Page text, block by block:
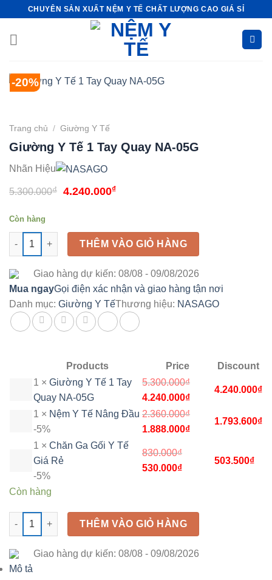
nội
CHUYÊN SẢN XUẤT NỆM Y TẾ CHẤT LƯỢNG CAO GIÁ SỈ
-20%
Trang chủ / Giường Y Tế
Giường Y Tế 1 Tay Quay NA-05G
Nhãn Hiệu
5.300.000₫ Giá
5.300.000₫.
4.240.000₫Giá
là:
4.240.000₫.
Còn hàng
Giường Y Tế 1 Tay Quay NA-05G số lượng
THÊM VÀO GIỎ HÀNG
Giao hàng dự kiến: 08/08 - 09/08/2026
Mua ngayGọi điện xác nhận và giao hàng tận nơi
Danh mục: Giường Y TếThương hiệu: NASAGO
Products Price
Discount
1 × Giường Y Tế 1 Tay
Quay NA-05G
5.300.000₫
Giá
gốc
là:
4.240.000₫Giá
hiện
tại
4.240.000₫.
4.240.000₫
1 × Nệm Y Tế Nâng Đầu
-5%
2.360.000₫
Giá
là:
2.360.000₫.
1.888.000₫Giá
1.793.600₫
1 × Chăn Ga Gối Y Tế
Giá Rẻ
-5%
830.000₫
Giá
830.000₫.
530.000₫Giá
là:
530.000₫.
503.500₫
Còn hàng
Giường Y Tế 1 Tay Quay NA-05G số lượng
THÊM VÀO GIỎ HÀNG
Giao hàng dự kiến: 08/08 - 09/08/2026
Mô tả